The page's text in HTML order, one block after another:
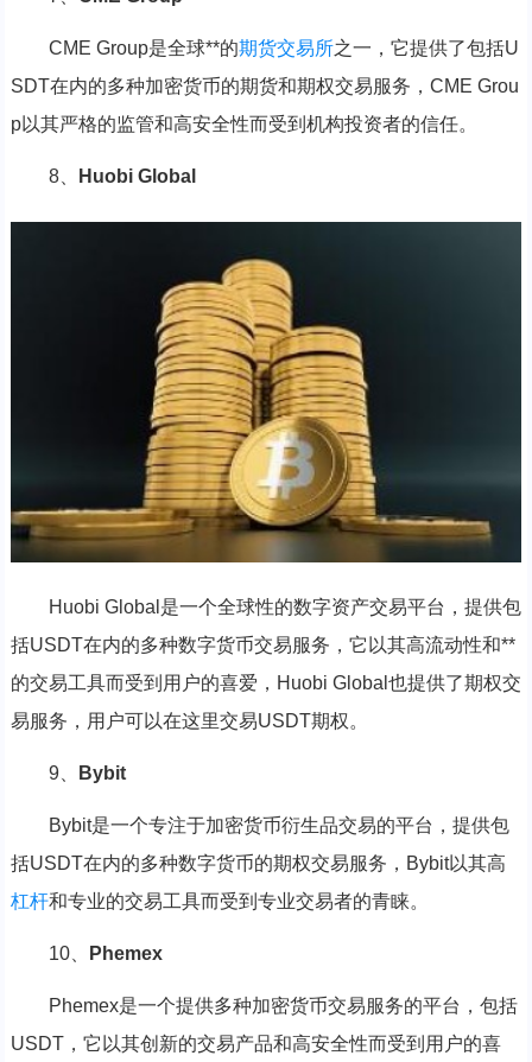
CME Group是全球**的期货交易所之一，它提供了包括U
SDT在内的多种加密货币的期货和期权交易服务，CME Grou
p以其严格的监管和高安全性而受到机构投资者的信任。
8、 Huobi Global
Huobi Global是一个全球性的数字资产交易平台，提供包
括USDT在内的多种数字货币交易服务，它以其高流动性和**
的交易工具而受到用户的喜爱，Huobi Global也提供了期权交
易服务，用户可以在这里交易USDT期权。
9、 Bybit
Bybit是一个专注于加密货币衍生品交易的平台，提供包
括USDT在内的多种数字货币的期权交易服务，Bybit以其高
杠杆和专业的交易工具而受到专业交易者的青睐。
10、 Phemex
Phemex是一个提供多种加密货币交易服务的平台，包括
USDT，它以其创新的交易产品和高安全性而受到用户的喜